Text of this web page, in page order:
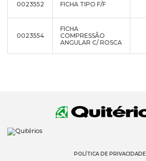
0023552 FICHA TIPO F/F
0023554
FICHA
COMPRESSÃO
ANGULAR C/ ROSCA
POLÍTICA DE PRIVACIDADE